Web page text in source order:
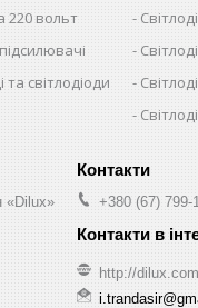
220 вольт
та світлодіоди
«Dilux» +380 (67) 799-
http://